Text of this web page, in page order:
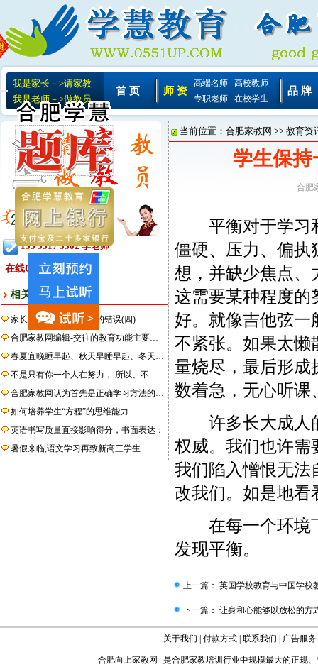
我是家长－>请家教
我是老师－>做教员
首 页 师 资
高端名师
高校教师
专职老师
在校学生
品 牌
155 5517 3302 李老师
在线QQ:
相关文章
家长在教养孩子时常犯的错误(四)
合肥家教网编辑-交往的教育功能主要…
春夏宜晚睡早起、秋天早睡早起、冬天…
不是只有你一个人在努力， 所以、不…
合肥家教网认为首先是正确学习方法的…
如何培养学生“方程”的思维能力
英语书写质量直接影响得分，书面表达：
暑假来临,语文学习再致新高三学生
当前位置： 合肥家教网 >> 教育资
学生保持
合肥
平衡对于学习和
僵硬、压力、偏执
想，并缺少焦点、
这需要某种程度的
好。就像吉他弦
不紧张。如果太懒
量烧尽，最后形成
数着急，无心听课
许多长大成人的
权威。我们也许需
我们陷入憎恨无法
改我们。如是地看
在每一个环境下
发现平衡。
上一篇： 英国学校教育与中国学校
下一篇： 让身和心能够以放松的方
关于我们 付款方式 联系我们 广告服务
合肥向上家教网--是合肥家教培训行业中规模最大的正规